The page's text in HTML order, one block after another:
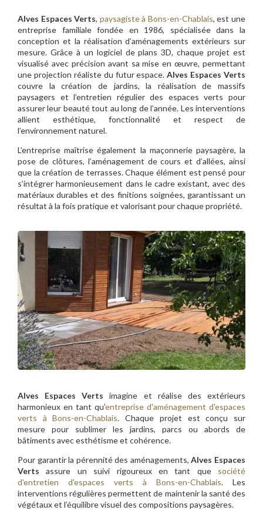
Alves Espaces Verts, paysagiste à Bons-en-Chablais, est une
entreprise familiale fondée en 1986, spécialisée dans la
conception et la réalisation d’aménagements extérieurs sur
mesure. Grâce à un logiciel de plans 3D, chaque projet est
visualisé avec précision avant sa mise en œuvre, permettant
une projection réaliste du futur espace.Alves Espaces Verts
couvre la création de jardins, la réalisation de massifs
paysagers et l’entretien régulier des espaces verts pour
assurer leur beauté tout au long de l’année. Les interventions
allient esthétique, fonctionnalité et respect de
l’environnement naturel.
L’entreprise maîtrise également la maçonnerie paysagère, la
pose de clôtures, l’aménagement de cours et d’allées, ainsi
que la création de terrasses. Chaque élément est pensé pour
s’intégrer harmonieusement dans le cadre existant, avec des
matériaux durables et des finitions soignées, garantissant un
résultat à la fois pratique et valorisant pour chaque propriété.
Alves Espaces Verts imagine et réalise des extérieurs
harmonieux en tant qu’entreprise d'aménagement d'espaces
verts à Bons-en-Chablais. Chaque projet est conçu sur
mesure pour sublimer les jardins, parcs ou abords de
bâtiments avec esthétisme et cohérence.
Pour garantir la pérennité des aménagements,Alves Espaces
Verts assure un suivi rigoureux en tant que société
d'entretien d'espaces verts à Bons-en-Chablais. Les
interventions régulières permettent de maintenir la santé des
végétaux et l’équilibre visuel des compositions paysagères.